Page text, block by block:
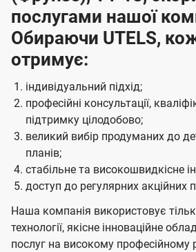
послугами нашої
Обираючи UTELS,
отримує:
індивідуальний підхід;
професійні консультації,
підтримку цілодобово;
великий вибір продуманих до
планів;
стабільне та високошвидкісне
доступ до регулярних акційних
Наша компанія використовує
технології, якісне інноваційне
послуг на високому професійному